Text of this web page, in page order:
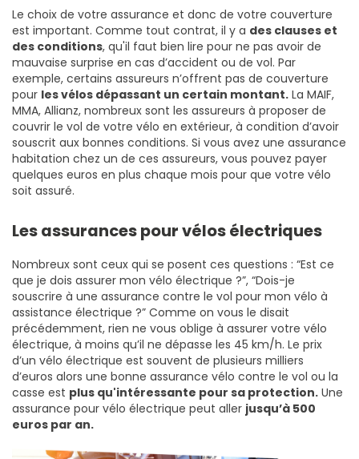
Le choix de votre assurance et donc de votre couverture
est important. Comme tout contrat, il y a des clauses et
des conditions, qu'il faut bien lire pour ne pas avoir de
mauvaise surprise en cas d’accident ou de vol. Par
exemple, certains assureurs n’offrent pas de couverture
pour les vélos dépassant un certain montant. La MAIF,
MMA, Allianz, nombreux sont les assureurs à proposer de
couvrir le vol de votre vélo en extérieur, à condition d’avoir
souscrit aux bonnes conditions. Si vous avez une assurance
habitation chez un de ces assureurs, vous pouvez payer
quelques euros en plus chaque mois pour que votre vélo
soit assuré.
Les assurances pour vélos électriques
Nombreux sont ceux qui se posent ces questions : “Est ce
que je dois assurer mon vélo électrique ?”, “Dois-je
souscrire à une assurance contre le vol pour mon vélo à
assistance électrique ?” Comme on vous le disait
précédemment, rien ne vous oblige à assurer votre vélo
électrique, à moins qu’il ne dépasse les 45 km/h. Le prix
d’un vélo électrique est souvent de plusieurs milliers
d’euros alors une bonne assurance vélo contre le vol ou la
casse est plus qu'intéressante pour sa protection. Une
assurance pour vélo électrique peut aller jusqu’à 500
euros par an.